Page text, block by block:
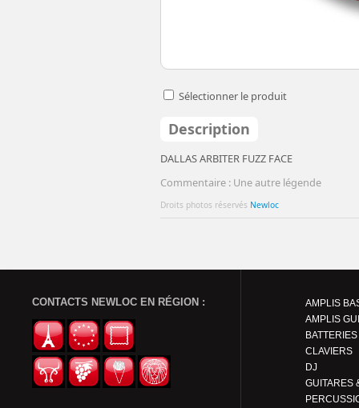
Sélectionner le produit
Description
DALLAS ARBITER FUZZ FACE
Commentaire : Une autre légende
Droits photos réservés Newloc
CONTACTS NEWLOC EN RÉGION :
AMPLIS
AMPLIS
BATTERIES
CLAVIERS
DJ